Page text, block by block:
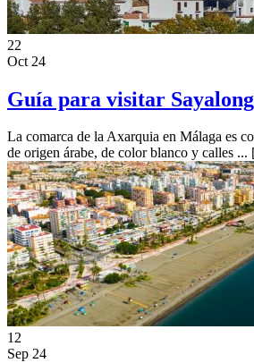
22
Oct 24
Guía para visitar
La comarca de la Axarquia en Málaga es
de origen árabe, de color blanco y calles ...
12
Sep 24